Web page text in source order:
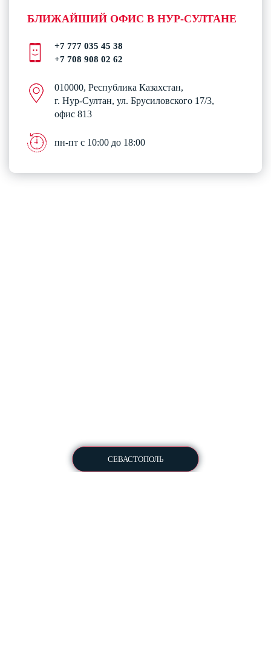
БЛИЖАЙШИЙ ОФИС В НУР-СУЛТАНЕ
+7 777 035 45 38
+7 708 908 02 62
010000, Республика Казахстан,
г. Нур-Султан, ул. Брусиловского 17/3,
офис 813
пн-пт с 10:00 до 18:00
СЕВАСТОПОЛЬ